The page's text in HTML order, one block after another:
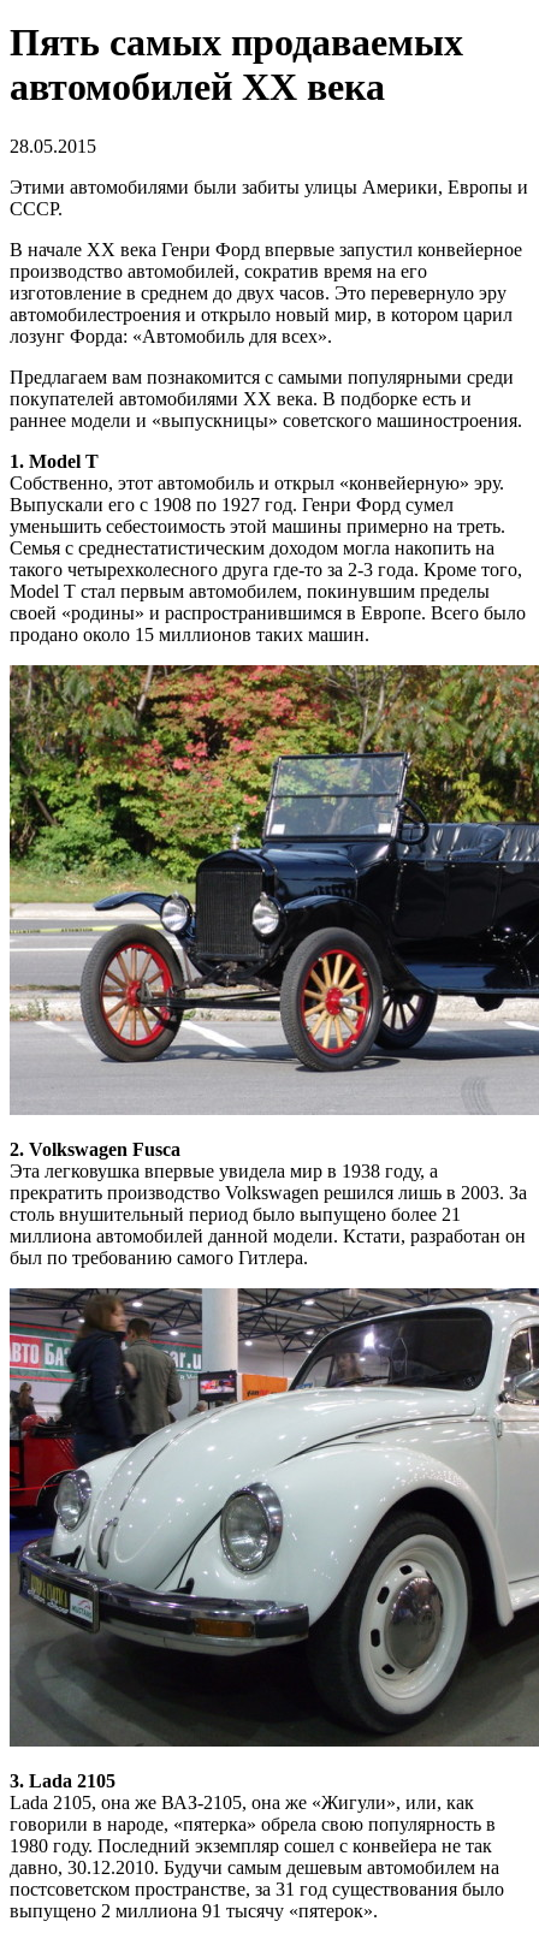
Пять самых продаваемых
автомобилей ХХ века
28.05.2015
Этими автомобилями были забиты улицы Америки, Европы и
СССР.
В начале ХХ века Генри Форд впервые запустил конвейерное
производство автомобилей, сократив время на его
изготовление в среднем до двух часов. Это перевернуло эру
автомобилестроения и открыло новый мир, в котором царил
лозунг Форда: «Автомобиль для всех».
Предлагаем вам познакомится с самыми популярными среди
покупателей автомобилями ХХ века. В подборке есть и
раннее модели и «выпускницы» советского машиностроения.
1. Model T
Собственно, этот автомобиль и открыл «конвейерную» эру.
Выпускали его с 1908 по 1927 год. Генри Форд сумел
уменьшить себестоимость этой машины примерно на треть.
Семья с среднестатистическим доходом могла накопить на
такого четырехколесного друга где-то за 2-3 года. Кроме того,
Model T стал первым автомобилем, покинувшим пределы
своей «родины» и распространившимся в Европе. Всего было
продано около 15 миллионов таких машин.
2. Volkswagen Fusca
Эта легковушка впервые увидела мир в 1938 году, а
прекратить производство Volkswagen решился лишь в 2003. За
столь внушительный период было выпущено более 21
миллиона автомобилей данной модели. Кстати, разработан он
был по требованию самого Гитлера.
3. Lada 2105
Lada 2105, она же ВАЗ-2105, она же «Жигули», или, как
говорили в народе, «пятерка» обрела свою популярность в
1980 году. Последний экземпляр сошел с конвейера не так
давно, 30.12.2010. Будучи самым дешевым автомобилем на
постсоветском пространстве, за 31 год существования было
выпущено 2 миллиона 91 тысячу «пятерок».